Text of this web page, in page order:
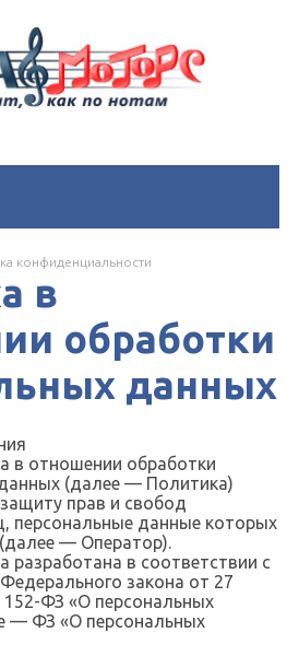
конфиденциальности
в
обработки
данных
в отношении обработки
(далее — Политика)
прав и свобод
персональные данные которых
— Оператор).
разработана в соответствии с
Федерального закона от 27
ФЗ «О персональных
— ФЗ «О персональных